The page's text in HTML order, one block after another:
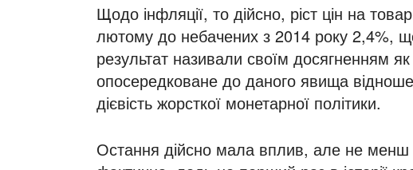
Щодо інфляції, то дійсно, ріст цін на
лютому до небачених з 2014 року 2,4%,
результат називали своїм досягненням
опосередковане до даного явища
дієвість жорсткої монетарної політики.
Остання дійсно мала вплив, але не